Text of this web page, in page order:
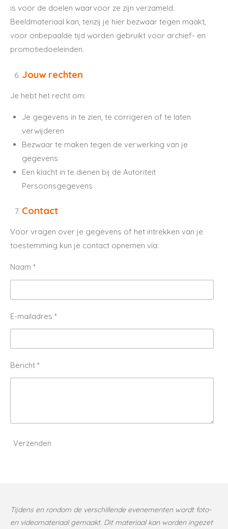
is voor de doelen waarvoor ze zijn verzameld.
Beeldmateriaal kan, tenzij je hier bezwaar tegen maakt,
voor onbepaalde tijd worden gebruikt voor archief- en
promotiedoeleinden.
Jouw rechten
Je hebt het recht om:
Je gegevens in te zien, te corrigeren of te laten
verwijderen
Bezwaar te maken tegen de verwerking van je
gegevens
Een klacht in te dienen bij de Autoriteit
Persoonsgegevens
Contact
Voor vragen over je gegevens of het intrekken van je
toestemming kun je contact opnemen via:
Naam *
E-mailadres *
Bericht *
Verzenden
Tijdens en rondom de verschillende evenementen wordt foto-
en videomateriaal gemaakt. Dit materiaal kan worden ingezet